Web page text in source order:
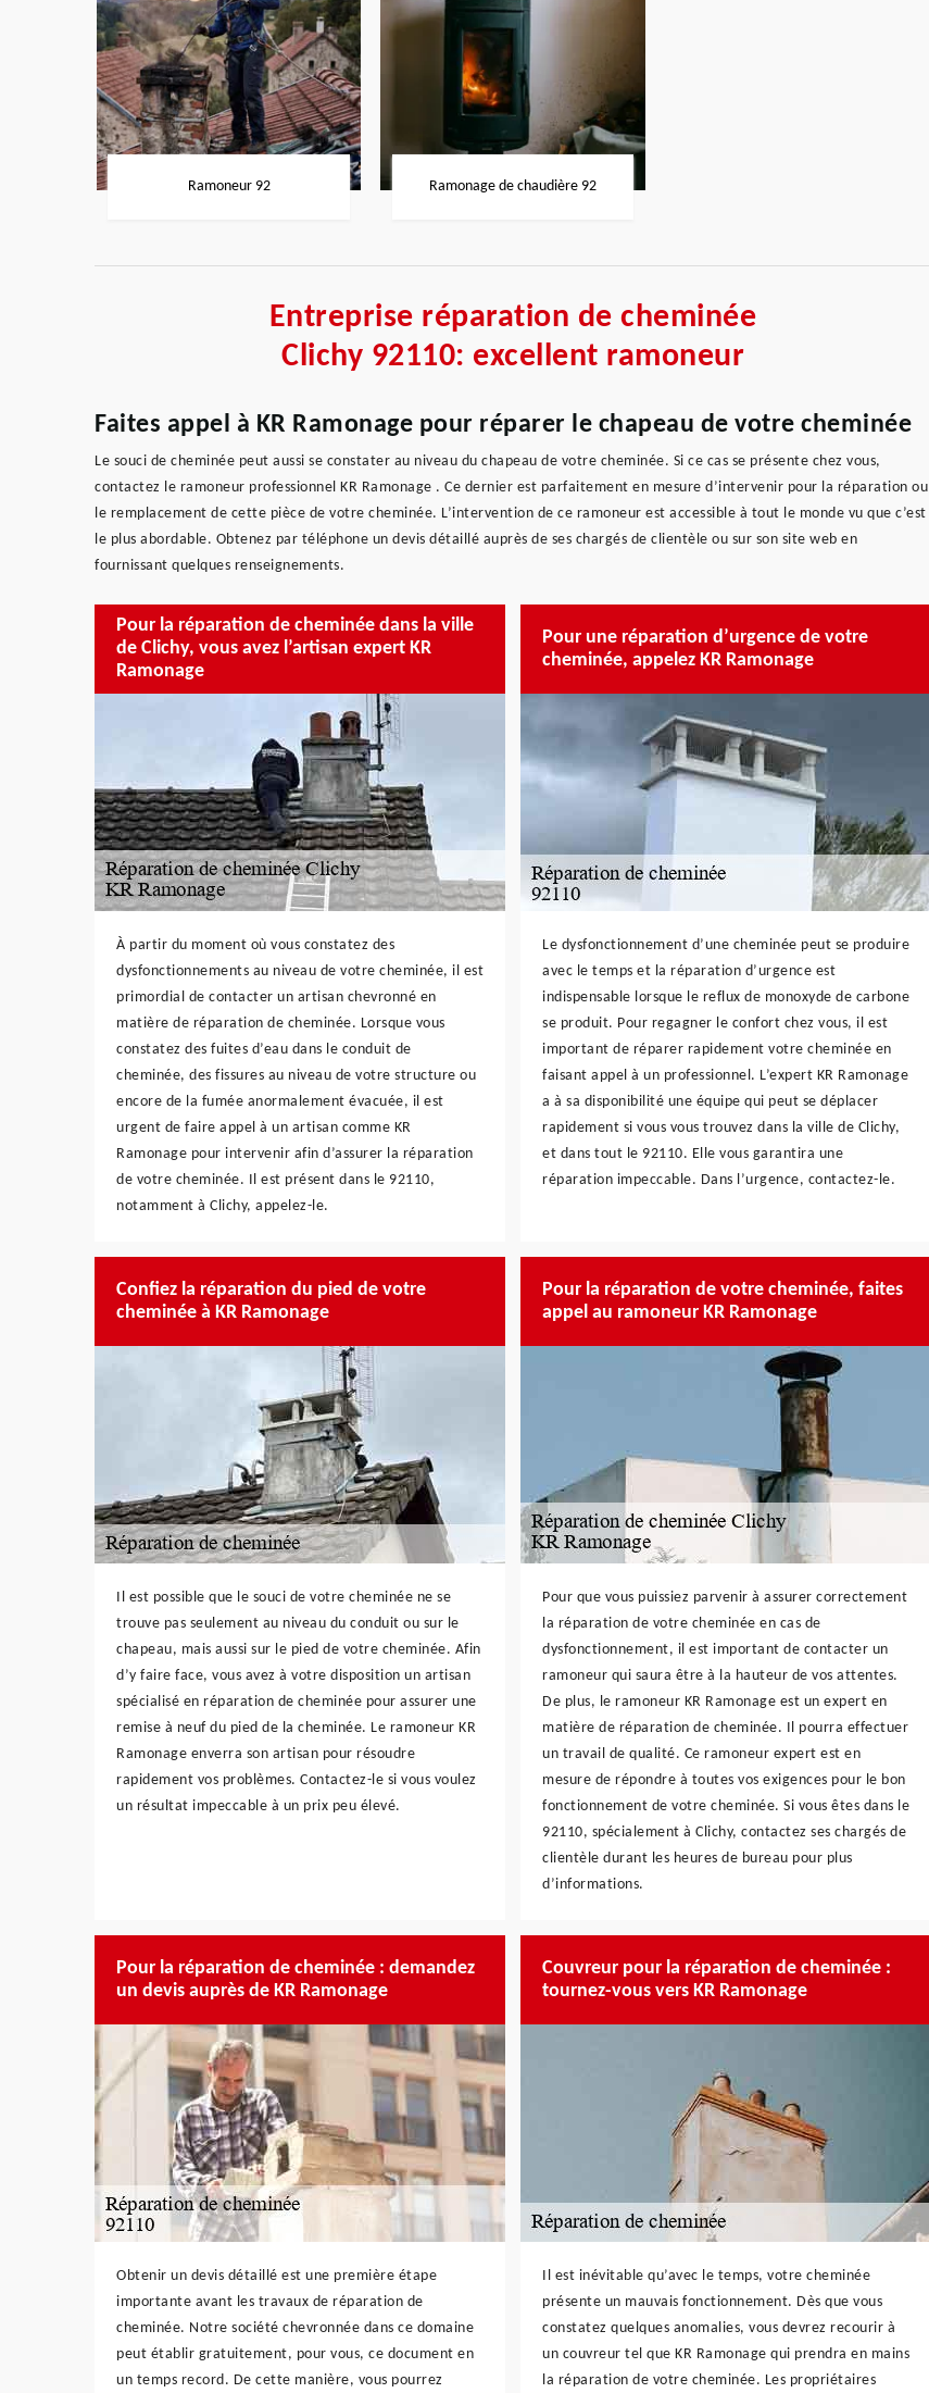
Ramoneur 92 Ramonage de chaudière 92
Entreprise réparation de cheminée
Clichy 92110: excellent ramoneur
Faites appel à KR Ramonage pour réparer le chapeau de votre cheminée
Le souci de cheminée peut aussi se constater au niveau du chapeau de votre cheminée. Si ce cas se présente chez vous,
contactez le ramoneur professionnel KR Ramonage . Ce dernier est parfaitement en mesure d’intervenir pour la réparation ou
le remplacement de cette pièce de votre cheminée. L’intervention de ce ramoneur est accessible à tout le monde vu que c’est
le plus abordable. Obtenez par téléphone un devis détaillé auprès de ses chargés de clientèle ou sur son site web en
fournissant quelques renseignements.
Pour la réparation de cheminée dans la ville
de Clichy, vous avez l’artisan expert KR
Ramonage
À partir du moment où vous constatez des
dysfonctionnements au niveau de votre cheminée, il est
primordial de contacter un artisan chevronné en
matière de réparation de cheminée. Lorsque vous
constatez des fuites d’eau dans le conduit de
cheminée, des fissures au niveau de votre structure ou
encore de la fumée anormalement évacuée, il est
urgent de faire appel à un artisan comme KR
Ramonage pour intervenir afin d’assurer la réparation
de votre cheminée. Il est présent dans le 92110,
notamment à Clichy, appelez-le.
Pour une réparation d’urgence de votre
cheminée, appelez KR Ramonage
Le dysfonctionnement d’une cheminée peut se produire
avec le temps et la réparation d’urgence est
indispensable lorsque le reflux de monoxyde de carbone
se produit. Pour regagner le confort chez vous, il est
important de réparer rapidement votre cheminée en
faisant appel à un professionnel. L’expert KR Ramonage
a à sa disponibilité une équipe qui peut se déplacer
rapidement si vous vous trouvez dans la ville de Clichy,
et dans tout le 92110. Elle vous garantira une
réparation impeccable. Dans l’urgence, contactez-le.
Confiez la réparation du pied de votre
cheminée à KR Ramonage
Il est possible que le souci de votre cheminée ne se
trouve pas seulement au niveau du conduit ou sur le
chapeau, mais aussi sur le pied de votre cheminée. Afin
d’y faire face, vous avez à votre disposition un artisan
spécialisé en réparation de cheminée pour assurer une
remise à neuf du pied de la cheminée. Le ramoneur KR
Ramonage enverra son artisan pour résoudre
rapidement vos problèmes. Contactez-le si vous voulez
un résultat impeccable à un prix peu élevé.
Pour la réparation de votre cheminée, faites
appel au ramoneur KR Ramonage
Pour que vous puissiez parvenir à assurer correctement
la réparation de votre cheminée en cas de
dysfonctionnement, il est important de contacter un
ramoneur qui saura être à la hauteur de vos attentes.
De plus, le ramoneur KR Ramonage est un expert en
matière de réparation de cheminée. Il pourra effectuer
un travail de qualité. Ce ramoneur expert est en
mesure de répondre à toutes vos exigences pour le bon
fonctionnement de votre cheminée. Si vous êtes dans le
92110, spécialement à Clichy, contactez ses chargés de
clientèle durant les heures de bureau pour plus
d’informations.
Pour la réparation de cheminée : demandez
un devis auprès de KR Ramonage
Obtenir un devis détaillé est une première étape
importante avant les travaux de réparation de
cheminée. Notre société chevronnée dans ce domaine
peut établir gratuitement, pour vous, ce document en
un temps record. De cette manière, vous pourrez
Couvreur pour la réparation de cheminée :
tournez-vous vers KR Ramonage
Il est inévitable qu’avec le temps, votre cheminée
présente un mauvais fonctionnement. Dès que vous
constatez quelques anomalies, vous devrez recourir à
un couvreur tel que KR Ramonage qui prendra en mains
la réparation de votre cheminée. Les propriétaires